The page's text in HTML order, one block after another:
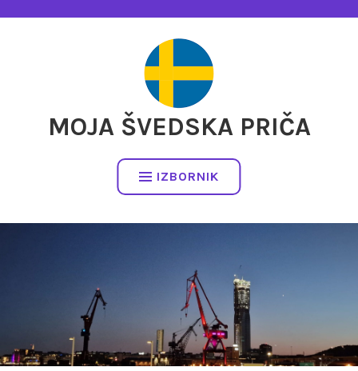
MOJA ŠVEDSKA PRIČA
IZBORNIK